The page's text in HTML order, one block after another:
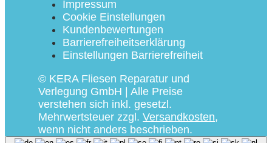
Impressum
Cookie Einstellungen
Kundenbewertungen
Barrierefreiheitserklärung
Einstellungen Barrierefreiheit
© KERA Fliesen Reparatur und
Verlegung GmbH | Alle Preise
verstehen sich inkl. gesetzl.
Mehrwertsteuer zzgl.Versandkosten,
wenn nicht anders beschrieben.